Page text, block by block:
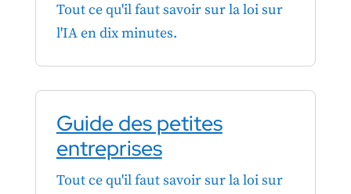
Tout ce qu'il faut savoir sur la loi sur
l'IA en dix minutes.
Guide des petites
entreprises
Tout ce qu'il faut savoir sur la loi sur